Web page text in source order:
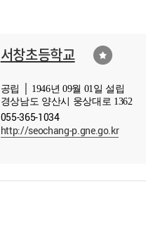
서창초등학교
공립 │ 1946년 09월 01일 설립
경상남도 양산시 웅상대로 1362
055-365-1034
http://seochang-p.gne.go.kr